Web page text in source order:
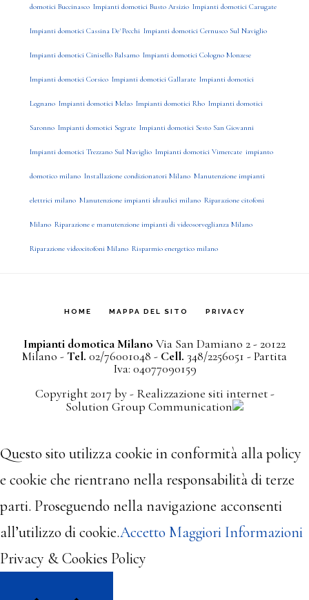
domotici Buccinasco Impianti domotici Busto Arsizio Impianti domotici Carugate
Impianti domotici Cassina De' Pecchi Impianti domotici Cernusco Sul Naviglio
Impianti domotici Cinisello Balsamo Impianti domotici Cologno Monzese
Impianti domotici Corsico Impianti domotici Gallarate Impianti domotici
Legnano Impianti domotici Melzo Impianti domotici Rho Impianti domotici
Saronno Impianti domotici Segrate Impianti domotici Sesto San Giovanni
Impianti domotici Trezzano Sul Naviglio Impianti domotici Vimercate impianto
domotico milano Installazione condizionatori Milano Manutenzione impianti
elettrici milano Manutenzione impianti idraulici milano Riparazione citofoni
Milano Riparazione e manutenzione impianti di videosorveglianza Milano
Riparazione videocitofoni Milano Risparmio energetico milano
HOME MAPPA DEL SITO PRIVACY
Impianti domotica Milano Via San Damiano 2 - 20122
Milano -Tel. 02/76001048 - Cell. 348/2256051 - Partita
Iva: 04077090159
Copyright 2017 by - Realizzazione siti internet-
Solution Group Communication
Questo sito utilizza cookie in conformità alla policy
e cookie che rientrano nella responsabilità di terze
parti. Proseguendo nella navigazione acconsenti
all’utilizzo di cookie.Accetto Maggiori Informazioni
Privacy & Cookies Policy